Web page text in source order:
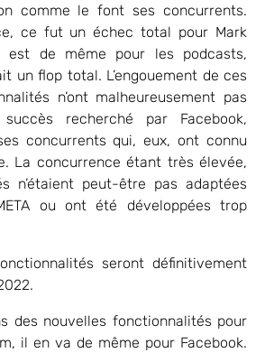
comme le font ses concurrents.
ce fut un échec total pour Mark
est de même pour les podcasts,
un flop total. L’engouement de ces
n’ont malheureusement pas
recherché par Facebook,
concurrents qui, eux, ont connu
La concurrence étant très élevée,
n’étaient peut-être pas adaptées
ou ont été développées trop
seront définitivement
des nouvelles fonctionnalités pour
il en va de même pour Facebook.